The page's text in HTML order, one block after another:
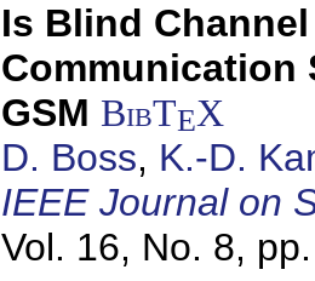
Is Blind
Communication
GSM BibTEX
D. Boss, K.-D.
IEEE Journal on
Vol. 16, No. 8,